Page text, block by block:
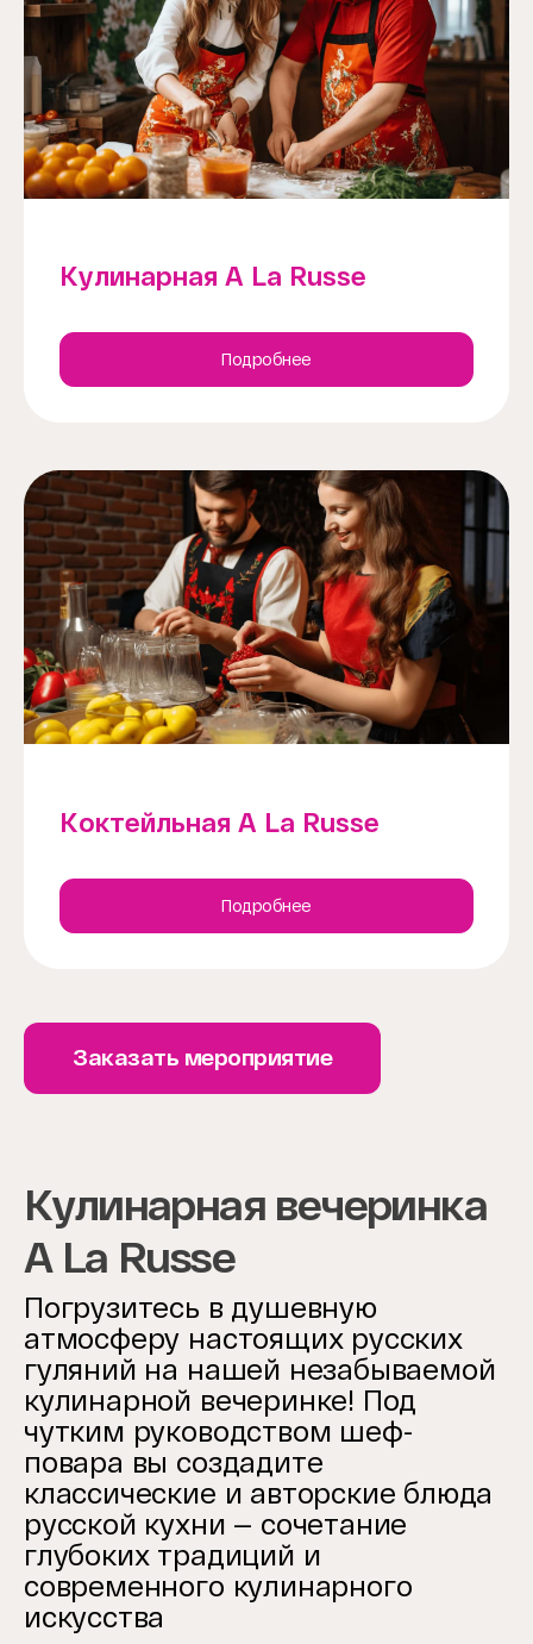
Кулинарная A La Russe
Подробнее
Коктейльная A La Russe
Подробнее
Заказать мероприятие
Кулинарная вечеринка
A La Russe
Погрузитесь в душевную
атмосферу настоящих русских
гуляний на нашей незабываемой
кулинарной вечеринке! Под
чутким руководством шеф-
повара вы создадите
классические и авторские блюда
русской кухни — сочетание
глубоких традиций и
современного кулинарного
искусства